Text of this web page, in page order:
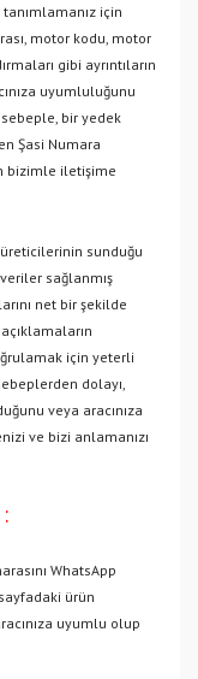
için
motor kodu, motor
gibi ayrıntıların
uyumluluğunu
bir yedek
Şasi Numara
bizimle iletişime
sunduğu
sağlanmış
net bir şekilde
için yeterli
dolayı,
veya aracınıza
ve bizi anlamanızı
WhatsApp
ürün
uyumlu olup